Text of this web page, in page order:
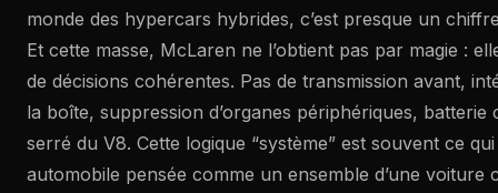
monde des hypercars hybrides, c’est presque un
Et cette masse, McLaren ne l’obtient pas par magie :
de décisions cohérentes. Pas de transmission avant,
la boîte, suppression d’organes périphériques, batterie
serré du V8. Cette logique “système” est souvent ce
automobile pensée comme un ensemble d’une voiture